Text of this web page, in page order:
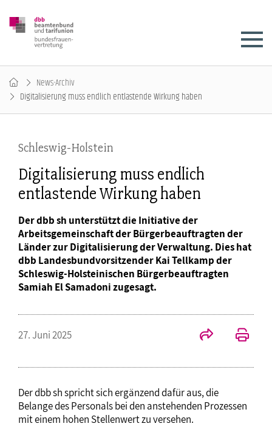
News-Archiv
Digitalisierung muss endlich entlastende Wirkung haben
Schleswig-Holstein
Digitalisierung muss endlich
entlastende Wirkung haben
Der dbb sh unterstützt die Initiative der
Arbeitsgemeinschaft der Bürgerbeauftragten der
Länder zur Digitalisierung der Verwaltung. Dies hat
dbb Landesbundvorsitzender Kai Tellkamp der
Schleswig-Holsteinischen Bürgerbeauftragten
Samiah El Samadoni zugesagt.
27. Juni 2025
Der dbb sh spricht sich ergänzend dafür aus, die
Belange des Personals bei den anstehenden Prozessen
mit einem hohen Stellenwert zu versehen.